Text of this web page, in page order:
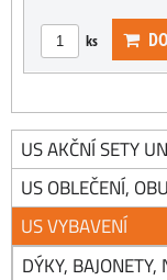
ks DO
US AKČNÍ SETY
US OBLEČENÍ,
US VYBAVENÍ
DÝKY,